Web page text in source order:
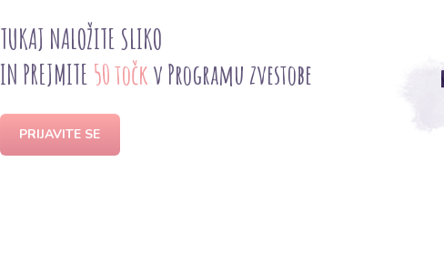
TUKAJ NALOŽITE SLIKO
IN PREJMITE 50 točkv Programu zvestobe
PRIJAVITE SE